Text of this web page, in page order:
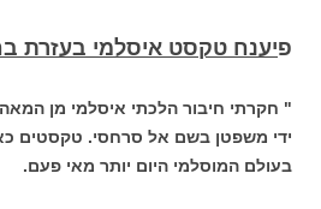
פיענח טקסט איסלמי בעזרת
" חקרתי חיבור הלכתי איסלמי מן
ידי משפטן בשם אל סרחסי. טקסטים
בעולם המוסלמי היום יותר מאי פעם.